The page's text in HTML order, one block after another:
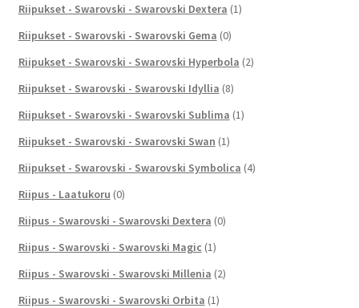
Riipukset - Swarovski - Swarovski Dextera (1)
Riipukset - Swarovski - Swarovski Gema (0)
Riipukset - Swarovski - Swarovski Hyperbola (2)
Riipukset - Swarovski - Swarovski Idyllia (8)
Riipukset - Swarovski - Swarovski Sublima (1)
Riipukset - Swarovski - Swarovski Swan (1)
Riipukset - Swarovski - Swarovski Symbolica (4)
Riipus - Laatukoru (0)
Riipus - Swarovski - Swarovski Dextera (0)
Riipus - Swarovski - Swarovski Magic (1)
Riipus - Swarovski - Swarovski Millenia (2)
Riipus - Swarovski - Swarovski Orbita (1)